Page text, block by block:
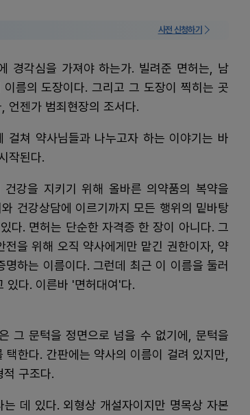
사전 신청하기
경각심을 가져야 하는가. 빌려준 면허는, 남
름의 도장이다. 그리고 그 도장이 찍히는 곳
언젠가 범죄현장의 조서다.
걸쳐 약사님들과 나누고자 하는 이야기는 바
작된다.
건강을 지키기 위해 올바른 의약품의 복약을
건강상담에 이르기까지 모든 행위의 밑바탕
다. 면허는 단순한 자격증 한 장이 아니다. 그
전을 위해 오직 약사에게만 맡긴 권한이자, 약
명하는 이름이다. 그런데 최근 이 이름을 둘러
있다. 이른바 '면허대여'다.
그 문턱을 정면으로 넘을 수 없기에, 문턱을
한다. 간판에는 약사의 이름이 걸려 있지만,
구조다.
데 있다. 외형상 개설자이지만 명목상 자본